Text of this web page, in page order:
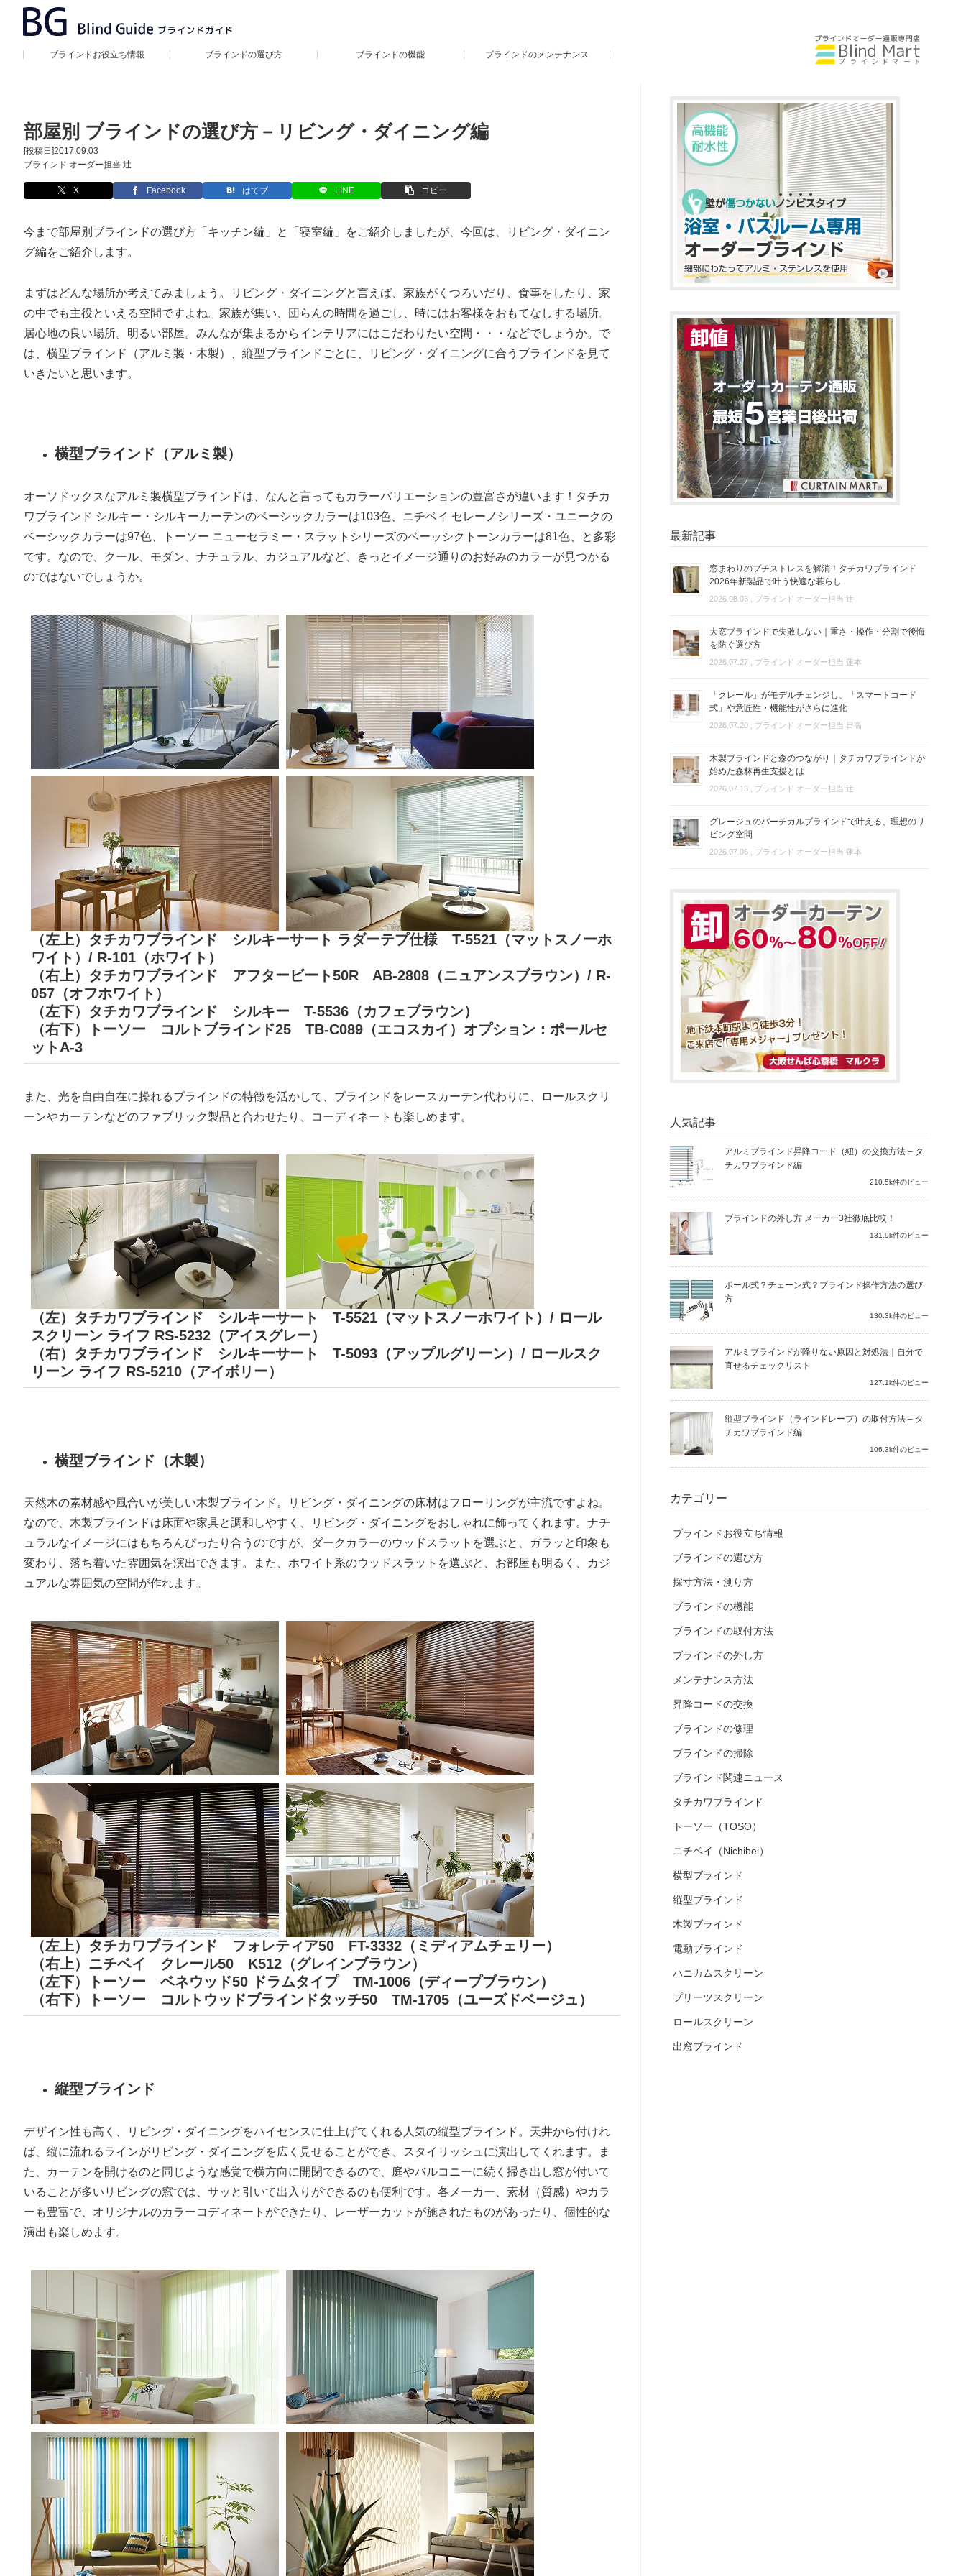
ブラインドお役立ち情報 ブラインドの選び方 ブラインドの機能 ブラインドのメンテナンス
部屋別 ブラインドの選び方－リビング・ダイニング編
[投稿日]2017.09.03
ブラインド オーダー担当 辻
X Facebook はてブ LINE コピー
今まで部屋別ブラインドの選び方「 キッチン編 」と「 寝室編 」をご紹介しましたが、今回は、リビング・ダイニン
グ編をご紹介します。
まずはどんな場所か考えてみましょう。リビング・ダイニングと言えば、家族がくつろいだり、食事をしたり、家
の中でも主役といえる空間ですよね。家族が集い、団らんの時間を過ごし、時にはお客様をおもてなしする場所。
居心地の良い場所。明るい部屋。みんなが集まるからインテリアにはこだわりたい空間・・・などでしょうか。で
は、横型ブラインド（アルミ製・木製）、縦型ブラインドごとに、リビング・ダイニングに合うブラインドを見て
いきたいと思います。
横型ブラインド（アルミ製）
オーソドックスなアルミ製横型ブラインドは、なんと言ってもカラーバリエーションの豊富さが違います！タチカ
ワブラインド シルキー・シルキーカーテンのベーシックカラーは103色、ニチベイ セレーノシリーズ・ユニークの
ベーシックカラーは97色、トーソー ニューセラミー・スラットシリーズのベーッシクトーンカラーは81色、と多彩
です。なので、クール、モダン、ナチュラル、カジュアルなど、きっとイメージ通りのお好みのカラーが見つかる
のではないでしょうか。
（左上）タチカワブラインド シルキーサート ラダーテプ仕様 T-5521（マットスノーホ
ワイト）/ R-101（ホワイト）
（右上）タチカワブラインド アフタービート50R AB-2808（ニュアンスブラウン）/ R-
057（オフホワイト）
（左下）タチカワブラインド シルキー T-5536（カフェブラウン）
（右下）トーソー コルトブラインド25 TB-C089（エコスカイ）オプション：ポールセ
ットA-3
また、光を自由自在に操れるブラインドの特徴を活かして、ブラインドをレースカーテン代わりに、ロールスクリ
ーンやカーテンなどのファブリック製品と合わせたり、コーディネートも楽しめます。
（左）タチカワブラインド シルキーサート T-5521（マットスノーホワイト）/ ロール
スクリーン ライフ RS-5232（アイスグレー）
（右）タチカワブラインド シルキーサート T-5093（アップルグリーン）/ ロールスク
リーン ライフ RS-5210（アイボリー）
横型ブラインド（木製）
天然木の素材感や風合いが美しい木製ブラインド。リビング・ダイニングの床材はフローリングが主流ですよね。
なので、木製ブラインドは床面や家具と調和しやすく、リビング・ダイニングをおしゃれに飾ってくれます。ナチ
ュラルなイメージにはもちろんぴったり合うのですが、ダークカラーのウッドスラットを選ぶと、ガラッと印象も
変わり、落ち着いた雰囲気を演出できます。また、ホワイト系のウッドスラットを選ぶと、お部屋も明るく、カジ
ュアルな雰囲気の空間が作れます。
（左上）タチカワブラインド フォレティア50 FT-3332（ミディアムチェリー）
（右上）ニチベイ クレール50 K512（グレインブラウン）
（左下）トーソー ベネウッド50 ドラムタイプ TM-1006（ディープブラウン）
（右下）トーソー コルトウッドブラインドタッチ50 TM-1705（ユーズドベージュ）
縦型ブラインド
デザイン性も高く、リビング・ダイニングをハイセンスに仕上げてくれる人気の縦型ブラインド。天井から付けれ
ば、縦に流れるラインがリビング・ダイニングを広く見せることができ、スタイリッシュに演出してくれます。ま
た、カーテンを開けるのと同じような感覚で横方向に開閉できるので、庭やバルコニーに続く掃き出し窓が付いて
いることが多いリビングの窓では、サッと引いて出入りができるのも便利です。各メーカー、素材（質感）やカラ
ーも豊富で、オリジナルのカラーコディネートができたり、レーザーカットが施されたものがあったり、個性的な
演出も楽しめます。
最新記事
窓まわりのプチストレスを解消！タチカワブラインド
2026年新製品で叶う快適な暮らし
2026.08.03 , ブラインド オーダー担当 辻
大窓ブラインドで失敗しない｜重さ・操作・分割で後悔
を防ぐ選び方
2026.07.27 , ブラインド オーダー担当 蓮本
「クレール」がモデルチェンジし、「スマートコード
式」や意匠性・機能性がさらに進化
2026.07.20 , ブラインド オーダー担当 日高
木製ブラインドと森のつながり｜タチカワブラインドが
始めた森林再生支援とは
2026.07.13 , ブラインド オーダー担当 辻
グレージュのバーチカルブラインドで叶える、理想のリ
ビング空間
2026.07.06 , ブラインド オーダー担当 蓮本
人気記事
アルミブラインド昇降コード（紐）の交換方法 – タ
チカワブラインド編
210.5k件のビュー
ブラインドの外し方 メーカー3社徹底比較！
131.9k件のビュー
ポール式？チェーン式？ブラインド操作方法の選び
方
130.3k件のビュー
アルミブラインドが降りない原因と対処法｜自分で
直せるチェックリスト
127.1k件のビュー
縦型ブラインド（ラインドレープ）の取付方法 – タ
チカワブラインド編
106.3k件のビュー
カテゴリー
ブラインドお役立ち情報
ブラインドの選び方
採寸方法・測り方
ブラインドの機能
ブラインドの取付方法
ブラインドの外し方
メンテナンス方法
昇降コードの交換
ブラインドの修理
ブラインドの掃除
ブラインド関連ニュース
タチカワブラインド
トーソー（TOSO）
ニチベイ（Nichibei）
横型ブラインド
縦型ブラインド
木製ブラインド
電動ブラインド
ハニカムスクリーン
プリーツスクリーン
ロールスクリーン
出窓ブラインド